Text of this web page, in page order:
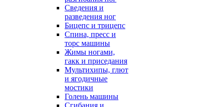
Сведения и
разведения ног
Бицепс и трицепс
Спина, пресс и
торс машины
Жимы ногами,
гакк и приседания
Мультихипы, глют
и ягодичные
мостики
Голень машины
Сгибания и